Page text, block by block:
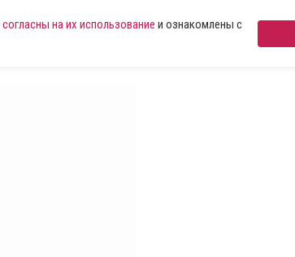
согласны на их использование и ознакомлены с